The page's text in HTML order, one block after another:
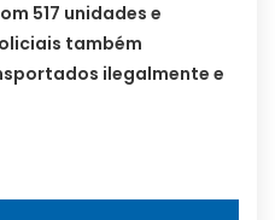
517 unidades e
também
ilegalmente e